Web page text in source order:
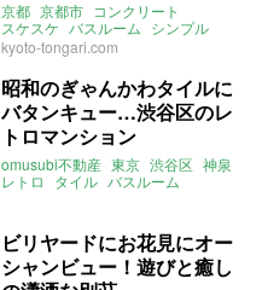
京都 京都市 コンクリート
スケスケ バスルーム シンプル
kyoto-tongari.com
昭和のぎゃんかわタイルに
バタンキュー…渋谷区のレ
トロマンション
omusubi不動産 東京 渋谷区 神泉
レトロ
タイル バスルーム
ビリヤードにお花見にオー
シャンビュー！遊びと癒し